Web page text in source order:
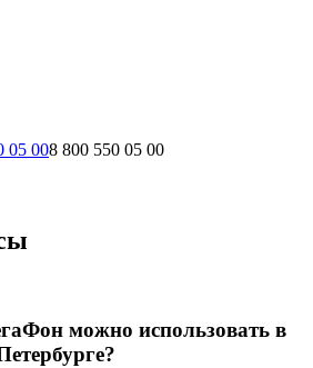
05 008 800 550 05 00
можно использовать в